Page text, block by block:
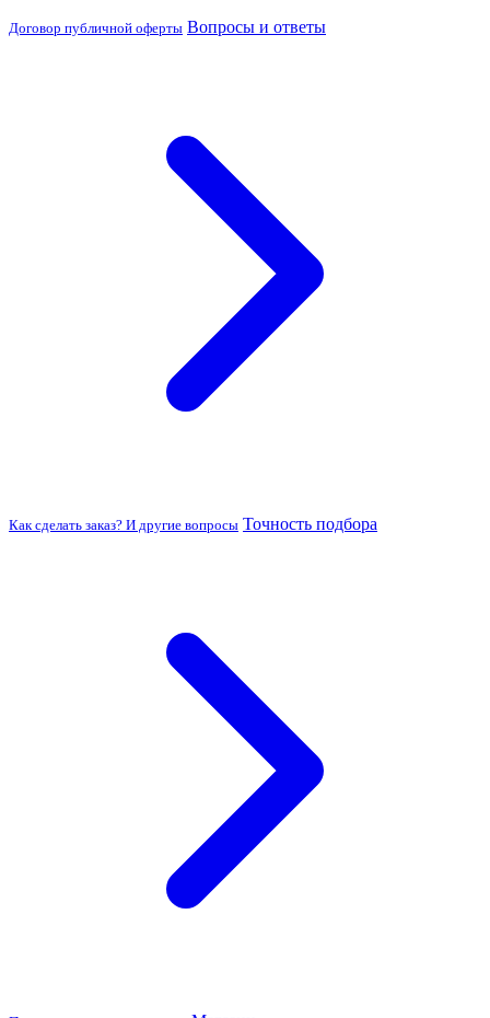
Договор публичной оферты Вопросы и ответы
Как сделать заказ? И другие вопросы Точность подбора